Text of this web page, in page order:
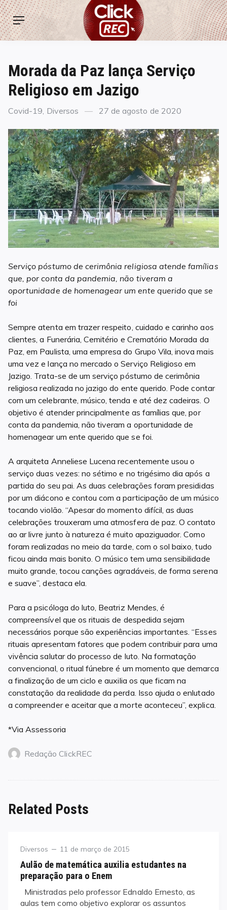
Skip
to
content
ClickREC
Menu
Morada da Paz lança Serviço
Religioso em Jazigo
Categories
Covid-19, Diversos
Posted
27 de agosto de 2020
Serviço póstumo de cerimônia religiosa atende famílias
que, por conta da pandemia, não tiveram a
oportunidade de homenagear um ente querido que se
foi
Sempre atenta em trazer respeito, cuidado e carinho aos
clientes, a Funerária, Cemitério e Crematório Morada da
Paz, em Paulista, uma empresa do Grupo Vila, inova mais
uma vez e lança no mercado o Serviço Religioso em
Jazigo. Trata-se de um serviço póstumo de cerimônia
religiosa realizada no jazigo do ente querido. Pode contar
com um celebrante, músico, tenda e até dez cadeiras. O
objetivo é atender principalmente as famílias que, por
conta da pandemia, não tiveram a oportunidade de
homenagear um ente querido que se foi.
A arquiteta Anneliese Lucena recentemente usou o
serviço duas vezes: no sétimo e no trigésimo dia após a
partida do seu pai. As duas celebrações foram presididas
por um diácono e contou com a participação de um músico
tocando violão. “Apesar do momento difícil, as duas
celebrações trouxeram uma atmosfera de paz. O contato
ao ar livre junto à natureza é muito apaziguador. Como
foram realizadas no meio da tarde, com o sol baixo, tudo
ficou ainda mais bonito. O músico tem uma sensibilidade
muito grande, tocou canções agradáveis, de forma serena
e suave”, destaca ela.
Para a psicóloga do luto, Beatriz Mendes, é
compreensível que os rituais de despedida sejam
necessários porque são experiências importantes. “Esses
rituais apresentam fatores que podem contribuir para uma
vivência salutar do processo de luto. Na formatação
convencional, o ritual fúnebre é um momento que demarca
a finalização de um ciclo e auxilia os que ficam na
constatação da realidade da perda. Isso ajuda o enlutado
a compreender e aceitar que a morte aconteceu”, explica.
*Via Assessoria
Redação ClickREC
Related Posts
Category
Diversos
Posted
11 de março de 2015
Aulão de matemática auxilia estudantes na
preparação para o Enem
Ministradas pelo professor Ednaldo Ernesto, as
aulas tem como objetivo explorar os assuntos